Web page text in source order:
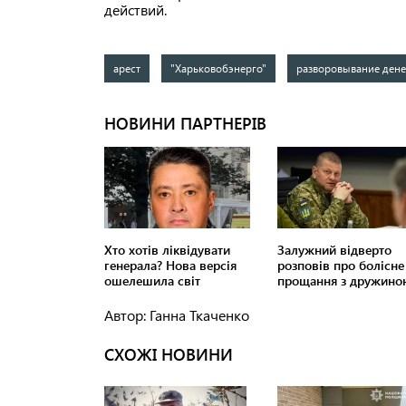
действий.
арест "Харьковобэнерго" разворовывание
Автор: Ганна Ткаченко
СХОЖІ НОВИНИ